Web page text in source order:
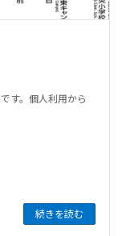
す。個人利用から
続きを読む